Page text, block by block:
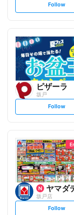
s
t
l
o
w
Follow
ピザーラ
坂戸
s
t
l
o
w
Follow
ヤマダ
坂戸店
s
Follow